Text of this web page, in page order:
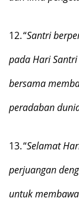
12.“Santri
pada Hari
bersama
peradaban
13.“Selamat
perjuangan
untuk